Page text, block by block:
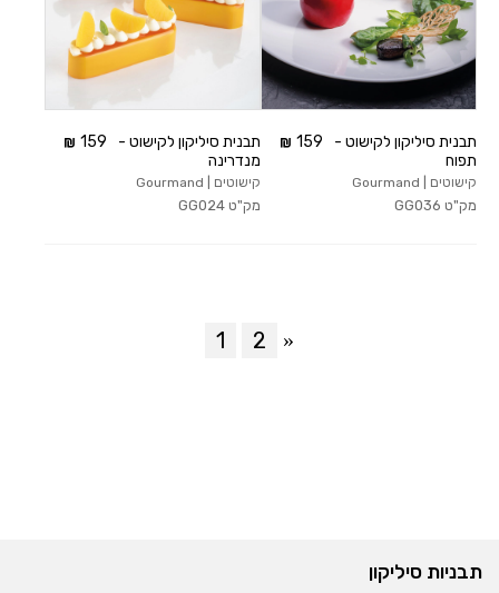
תבנית סיליקון לקישוט -
תפוח
קישוטים | Gourmand
מק"ט GG036
159
תבנית סיליקון לקישוט -
מנדרינה
קישוטים | Gourmand
מק"ט GG024
159
1 2 »
תבניות סיליקון